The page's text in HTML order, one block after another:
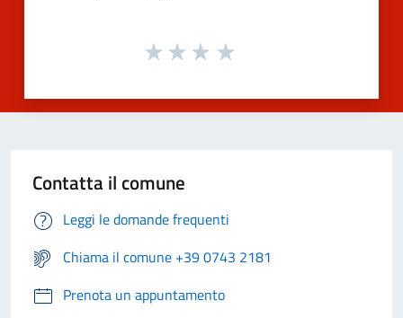
Contatta il comune
Leggi le domande frequenti
Chiama il comune +39 0743 2181
Prenota un appuntamento